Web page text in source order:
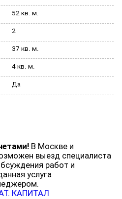
52 кв. м.
2
37 кв. м.
4 кв. м.
Да
В Москве и
выезд специалиста
работ и
услуга
КАПИТАЛ